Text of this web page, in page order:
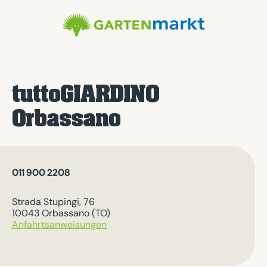
tuttoGIARDINO
Orbassano
011 900 2208
Strada Stupingi, 76
10043 Orbassano (TO)
Anfahrtsanweisungen